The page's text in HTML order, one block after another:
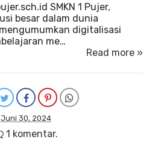
SMKN 1 Pujer,
besar dalam dunia
digitalisasi
me…
Read more »
Juni 30, 2024
1 komentar.